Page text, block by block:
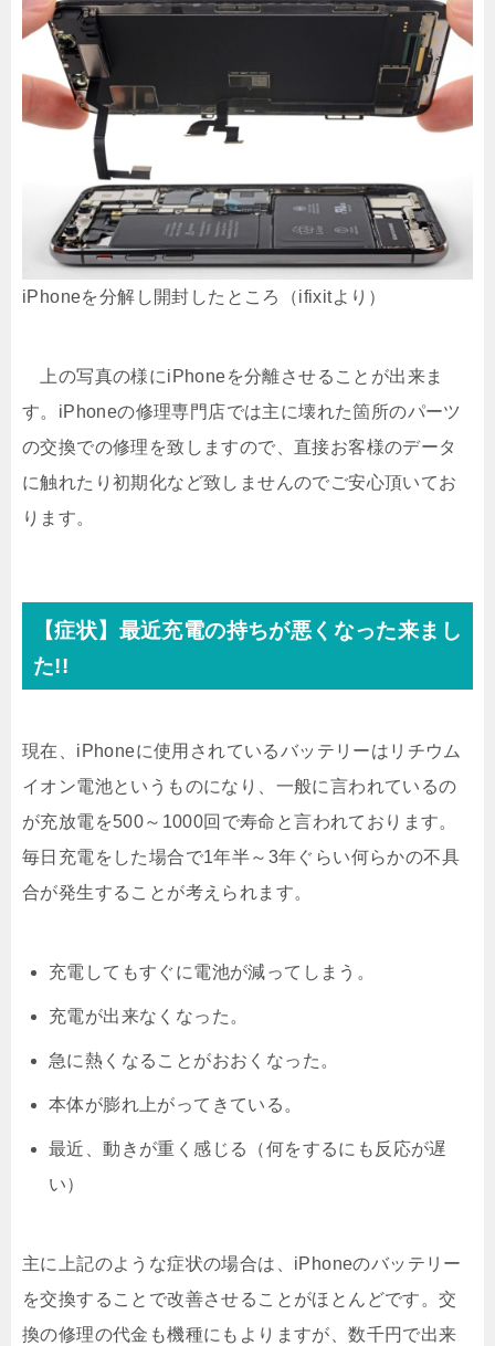
iPhoneを分解し開封したところ（ifixitより）
上の写真の様にiPhoneを分離させることが出来ま
す。iPhoneの修理専門店では主に壊れた箇所のパーツ
の交換での修理を致しますので、直接お客様のデータ
に触れたり初期化など致しませんのでご安心頂いてお
ります。
【症状】最近充電の持ちが悪くなった来まし
た!!
現在、iPhoneに使用されているバッテリーはリチウム
イオン電池というものになり、一般に言われているの
が充放電を500～1000回で寿命と言われております。
毎日充電をした場合で1年半～3年ぐらい何らかの不具
合が発生することが考えられます。
充電してもすぐに電池が減ってしまう。
充電が出来なくなった。
急に熱くなることがおおくなった。
本体が膨れ上がってきている。
最近、動きが重く感じる（何をするにも反応が遅
い）
主に上記のような症状の場合は、iPhoneのバッテリー
を交換することで改善させることがほとんどです。交
換の修理の代金も機種にもよりますが、数千円で出来